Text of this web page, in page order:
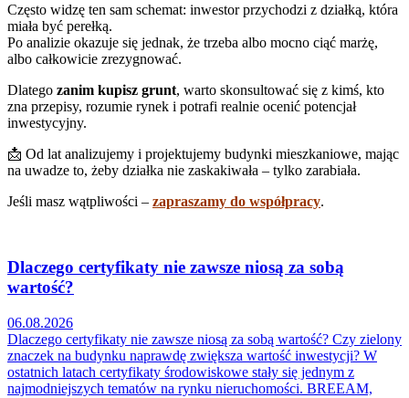
Często widzę ten sam schemat: inwestor przychodzi z działką, która
miała być perełką.
Po analizie okazuje się jednak, że trzeba albo mocno ciąć marżę,
albo całkowicie zrezygnować.
Dlatego zanim kupisz grunt, warto skonsultować się z kimś, kto
zna przepisy, rozumie rynek i potrafi realnie ocenić potencjał
inwestycyjny.
📩 Od lat analizujemy i projektujemy budynki mieszkaniowe, mając
na uwadze to, żeby działka nie zaskakiwała – tylko zarabiała.
Jeśli masz wątpliwości – zapraszamy do współpracy.
Dlaczego certyfikaty nie zawsze niosą za sobą
wartość?
06.08.2026
Dlaczego certyfikaty nie zawsze niosą za sobą wartość? Czy zielony
znaczek na budynku naprawdę zwiększa wartość inwestycji? W
ostatnich latach certyfikaty środowiskowe stały się jednym z
najmodniejszych tematów na rynku nieruchomości. BREEAM,